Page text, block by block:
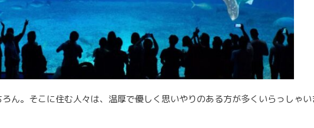
ん。そこに住む人々は、温厚で優しく思いやりのある方が多くいらっしゃい